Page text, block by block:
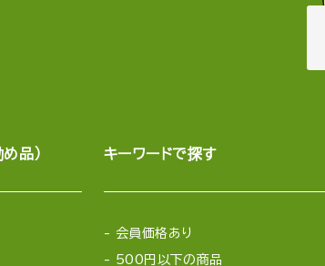
品） キーワードで探す
会員価格あり
500円以下の商品